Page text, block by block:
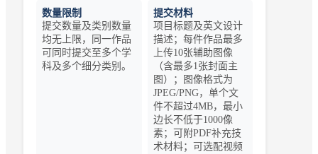
数量限制
提交数量及类别数量
均无上限，同一作品
可同时提交至多个学
科及多个细分类别。
提交材料
项目标题及英文设计
描述；每件作品最多
上传10张辅助图像
（含最多1张封面主
图）；图像格式为
JPEG/PNG，单个文
件不超过4MB，最小
边长不低于1000像
素；可附PDF补充技
术材料；可选配视频